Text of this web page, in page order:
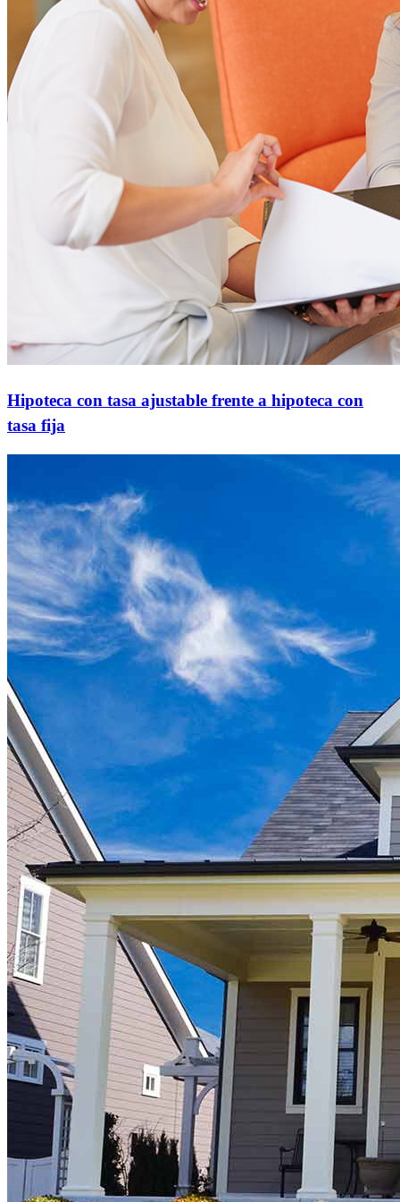
Hipoteca con tasa ajustable frente a hipoteca con
tasa fija
¿Listo para comenzar?
Dé el primer paso hacia el logro de sus metas financieras: ¡solicite
ahora para comenzar!
Solicitar ahora
Comprar una casa
Guía para la compra de una vivienda
Tasas de interés hipotecario
Aprobación previa de hipoteca
Compradores de vivienda por primera vez
Préstamos para la compra de una vivienda
Programas de asistencia para pagos iniciales
Refinanciación
Guía para la refinanciación
Refinanciar tasas hipotecarias
Refinanciar préstamos hipotecarios
Préstamos
Préstamos para la compra de una vivienda
Refinanciar préstamos hipotecarios